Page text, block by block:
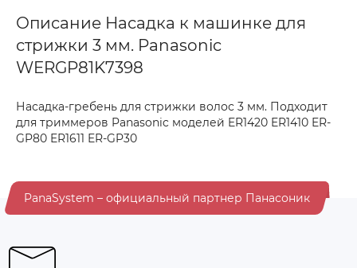
Описание Насадка к машинке для
стрижки 3 мм. Panasonic
WERGP81K7398
Насадка-гребень для стрижки волос 3 мм. Подходит
для триммеров Panasonic моделей ER1420 ER1410 ER-
GP80 ER1611 ER-GP30
PanaSystem – официальный партнер Панасоник